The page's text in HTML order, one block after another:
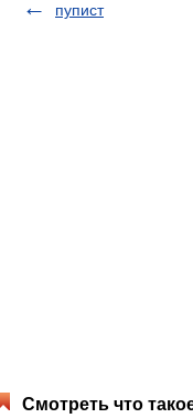
пупист
Смотреть что